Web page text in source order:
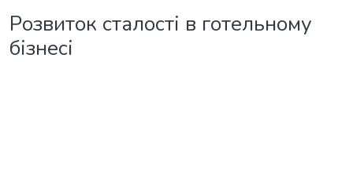
Розвиток сталості в готельному
бізнесі